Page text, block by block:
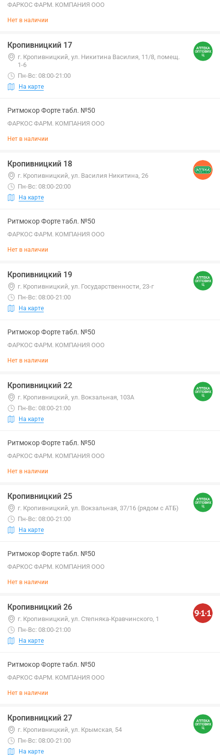
ФАРКОС ФАРМ. КОМПАНИЯ ООО
Нет в наличии
Кропивницкий 17
г. Кропивницкий, ул. Никитина Василия, 11/8, помещ.
1-6
Пн-Вс: 08:00-21:00
На карте
Ритмокор Форте табл. №50
ФАРКОС ФАРМ. КОМПАНИЯ ООО
Нет в наличии
Кропивницкий 18
г. Кропивницкий, ул. Василия Никитина, 26
Пн-Вс: 08:00-20:00
На карте
Ритмокор Форте табл. №50
ФАРКОС ФАРМ. КОМПАНИЯ ООО
Нет в наличии
Кропивницкий 19
г. Кропивницкий, ул. Государственности, 23-г
Пн-Вс: 08:00-21:00
На карте
Ритмокор Форте табл. №50
ФАРКОС ФАРМ. КОМПАНИЯ ООО
Нет в наличии
Кропивницкий 22
г. Кропивницкий, ул. Вокзальная, 103А
Пн-Вс: 08:00-21:00
На карте
Ритмокор Форте табл. №50
ФАРКОС ФАРМ. КОМПАНИЯ ООО
Нет в наличии
Кропивницкий 25
г. Кропивницкий, ул. Вокзальная, 37/16 (рядом с АТБ)
Пн-Вс: 08:00-21:00
На карте
Ритмокор Форте табл. №50
ФАРКОС ФАРМ. КОМПАНИЯ ООО
Нет в наличии
Кропивницкий 26
г. Кропивницкий, ул. Степняка-Кравчинского, 1
Пн-Вс: 08:00-21:00
На карте
Ритмокор Форте табл. №50
ФАРКОС ФАРМ. КОМПАНИЯ ООО
Нет в наличии
Кропивницкий 27
г. Кропивницкий, ул. Крымская, 54
Пн-Вс: 08:00-21:00
На карте